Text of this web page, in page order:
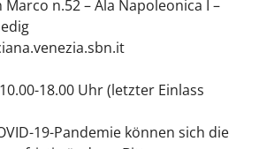
Marco n.52 – Ala Napoleonica I –
18.00 Uhr (letzter Einlass
19-Pandemie können sich die